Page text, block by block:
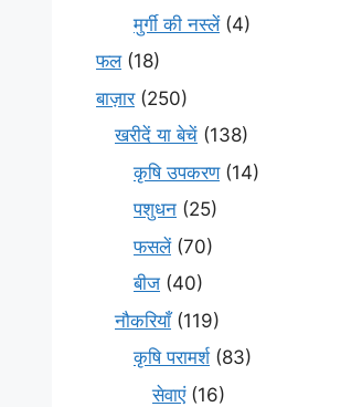
मुर्गी की नस्लें(4)
फल(18)
बाज़ार(250)
खरीदें या बेचें (138)
कृषि उपकरण(14)
पशुधन (25)
फसलें(70)
बीज (40)
नौकरियाँ(119)
कृषि परामर्श(83)
सेवाएं(16)